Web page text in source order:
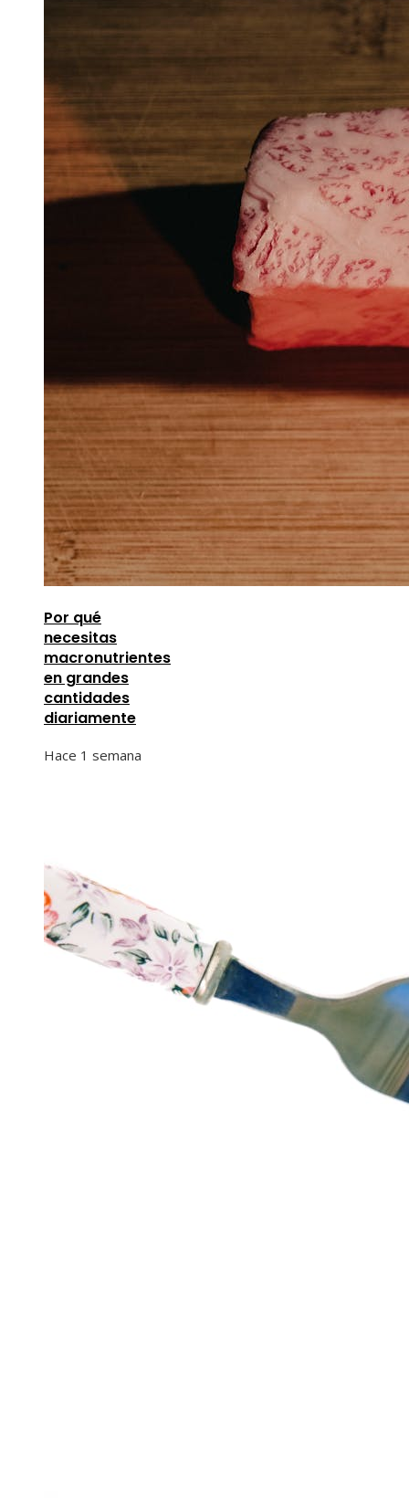
Por qué
necesitas
macronutrientes
en grandes
cantidades
diariamente
Hace 1 semana